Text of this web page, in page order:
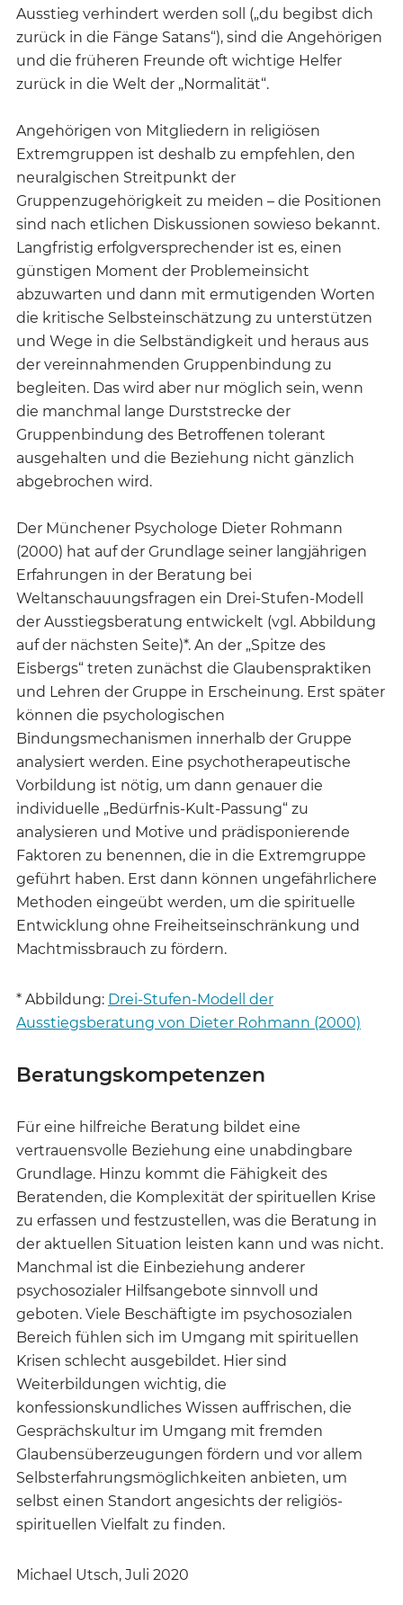
Ausstieg verhindert werden soll („du begibst dich
zurück in die Fänge Satans“), sind die Angehörigen
und die früheren Freunde oft wichtige Helfer
zurück in die Welt der „Normalität“.
Angehörigen von Mitgliedern in religiösen
Extremgruppen ist deshalb zu empfehlen, den
neuralgischen Streitpunkt der
Gruppenzugehörigkeit zu meiden – die Positionen
sind nach etlichen Diskussionen sowieso bekannt.
Langfristig erfolgversprechender ist es, einen
günstigen Moment der Problemeinsicht
abzuwarten und dann mit ermutigenden Worten
die kritische Selbsteinschätzung zu unterstützen
und Wege in die Selbständigkeit und heraus aus
der vereinnahmenden Gruppenbindung zu
begleiten. Das wird aber nur möglich sein, wenn
die manchmal lange Durststrecke der
Gruppenbindung des Betroffenen tolerant
ausgehalten und die Beziehung nicht gänzlich
abgebrochen wird.
Der Münchener Psychologe Dieter Rohmann
(2000) hat auf der Grundlage seiner langjährigen
Erfahrungen in der Beratung bei
Weltanschauungsfragen ein Drei-Stufen-Modell
der Ausstiegsberatung entwickelt (vgl. Abbildung
auf der nächsten Seite)*. An der „Spitze des
Eisbergs“ treten zunächst die Glaubenspraktiken
und Lehren der Gruppe in Erscheinung. Erst später
können die psychologischen
Bindungsmechanismen innerhalb der Gruppe
analysiert werden. Eine psychotherapeutische
Vorbildung ist nötig, um dann genauer die
individuelle „Bedürfnis-Kult-Passung“ zu
analysieren und Motive und prädisponierende
Faktoren zu benennen, die in die Extremgruppe
geführt haben. Erst dann können ungefährlichere
Methoden eingeübt werden, um die spirituelle
Entwicklung ohne Freiheitseinschränkung und
Machtmissbrauch zu fördern.
* Abbildung: Drei-Stufen-Modell der
Ausstiegsberatung von Dieter Rohmann (2000)
Beratungskompetenzen
Für eine hilfreiche Beratung bildet eine
vertrauensvolle Beziehung eine unabdingbare
Grundlage. Hinzu kommt die Fähigkeit des
Beratenden, die Komplexität der spirituellen Krise
zu erfassen und festzustellen, was die Beratung in
der aktuellen Situation leisten kann und was nicht.
Manchmal ist die Einbeziehung anderer
psychosozialer Hilfsangebote sinnvoll und
geboten. Viele Beschäftigte im psychosozialen
Bereich fühlen sich im Umgang mit spirituellen
Krisen schlecht ausgebildet. Hier sind
Weiterbildungen wichtig, die
konfessionskundliches Wissen auffrischen, die
Gesprächskultur im Umgang mit fremden
Glaubensüberzeugungen fördern und vor allem
Selbsterfahrungsmöglichkeiten anbieten, um
selbst einen Standort angesichts der religiös-
spirituellen Vielfalt zu finden.
Michael Utsch, Juli 2020